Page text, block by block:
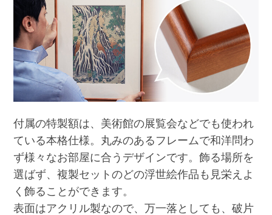
付属の特製額は、美術館の展覧会などでも使われ
ている本格仕様。丸みのあるフレームで和洋問わ
ず様々なお部屋に合うデザインです。飾る場所を
選ばず、複製セットのどの浮世絵作品も見栄えよ
く飾ることができます。
表面はアクリル製なので、万一落としても、破片